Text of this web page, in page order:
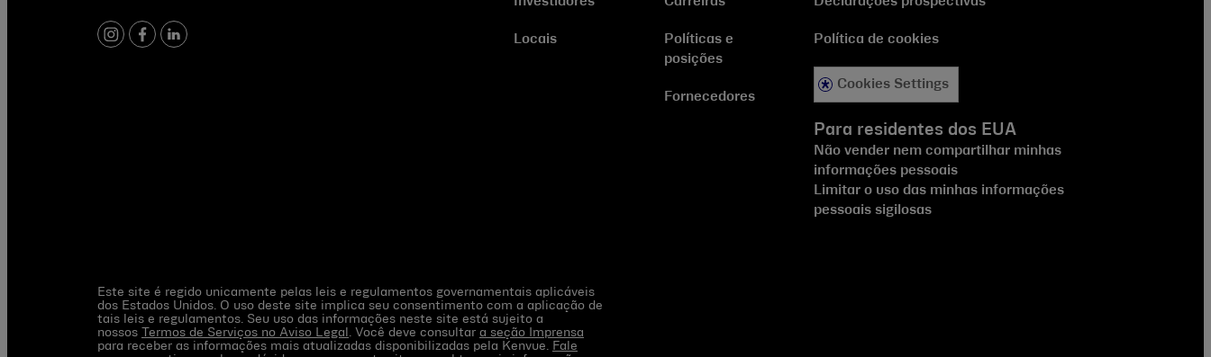
instagram
facebook
linkedin Locais
Políticas e
posições
Fornecedores
Política de cookies
Cookies Settings
Para residentes dos EUA
Não vender nem compartilhar minhas
informações pessoais
Limitar o uso das minhas informações
pessoais sigilosas
Este site é regido unicamente pelas leis e regulamentos governamentais aplicáveis
dos Estados Unidos. O uso deste site implica seu consentimento com a aplicação de
tais leis e regulamentos. Seu uso das informações neste site está sujeito a
nossos
Termos de Serviços no Aviso Legal . Você deve consultar a seção Imprensa
para receber as informações mais atualizadas disponibilizadas pela Kenvue.
Fale